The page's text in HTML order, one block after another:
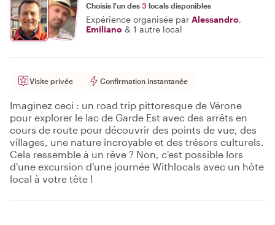
Choisis l'un des 3 locals disponibles
Expérience organisée par Alessandro,
Emiliano & 1 autre local
Visite privée Confirmation instantanée
Imaginez ceci : un road trip pittoresque de Vérone
pour explorer le lac de Garde Est avec des arrêts en
cours de route pour découvrir des points de vue, des
villages, une nature incroyable et des trésors culturels.
Cela ressemble à un rêve ? Non, c'est possible lors
d'une excursion d'une journée Withlocals avec un hôte
local à votre tête !